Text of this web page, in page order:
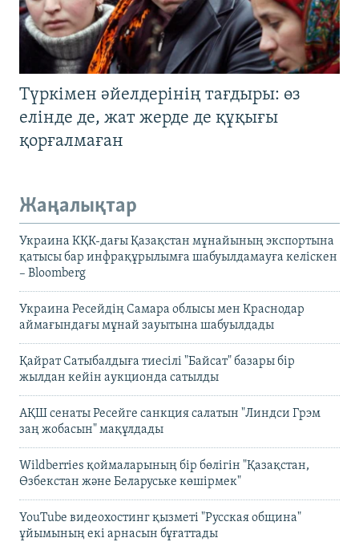
Түркімен әйелдерінің тағдыры: өз
елінде де, жат жерде де құқығы
қорғалмаған
Жаңалықтар
Украина КҚК-дағы Қазақстан мұнайының экспортына
қатысы бар инфрақұрылымға шабуылдамауға келіскен
– Bloomberg
Украина Ресейдің Самара облысы мен Краснодар
аймағындағы мұнай зауытына шабуылдады
Қайрат Сатыбалдыға тиесілі "Байсат" базары бір
жылдан кейін аукционда сатылды
АҚШ сенаты Ресейге санкция салатын "Линдси Грэм
заң жобасын" мақұлдады
Wildberries қоймаларының бір бөлігін "Қазақстан,
Өзбекстан және Беларуське көшірмек"
YouTube видеохостинг қызметі "Русская община"
ұйымының екі арнасын бұғаттады